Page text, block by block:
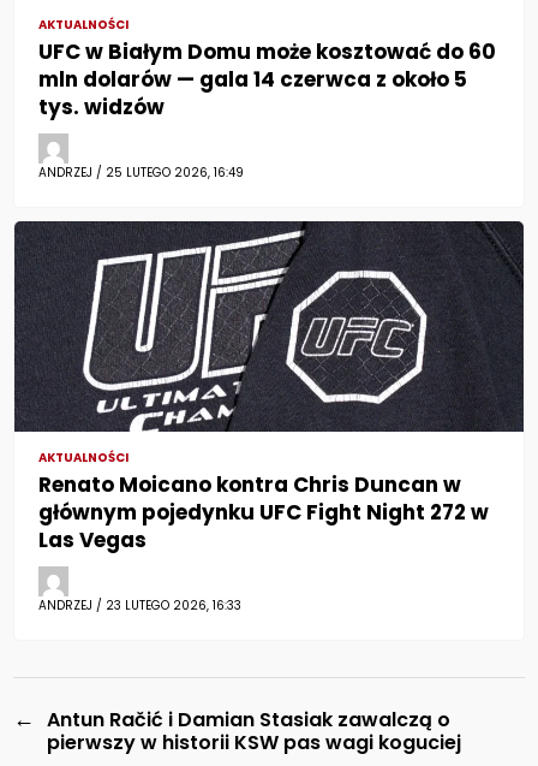
AKTUALNOŚCI
UFC w Białym Domu może kosztować do 60
mln dolarów — gala 14 czerwca z około 5
tys. widzów
ANDRZEJ / 25 LUTEGO 2026, 16:49
AKTUALNOŚCI
Renato Moicano kontra Chris Duncan w
głównym pojedynku UFC Fight Night 272 w
Las Vegas
ANDRZEJ / 23 LUTEGO 2026, 16:33
← Antun Račić i Damian Stasiak zawalczą o
pierwszy w historii KSW pas wagi koguciej